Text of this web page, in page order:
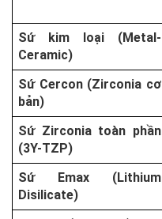
Sứ kim loại (Metal-
Ceramic)
Sứ Cercon (Zirconia cơ
bản)
Sứ Zirconia toàn phần
(3Y-TZP)
Sứ Emax (Lithium
Disilicate)